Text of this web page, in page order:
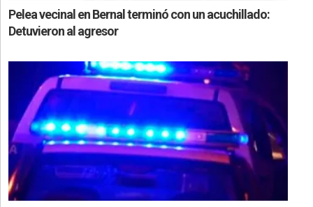
Pelea vecinal en Bernal terminó con un acuchillado:
Detuvieron al agresor